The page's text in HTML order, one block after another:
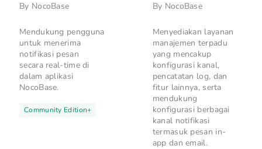
By NocoBase
Mendukung pengguna
untuk menerima
notifikasi pesan
secara real-time di
dalam aplikasi
NocoBase.
Community Edition+
By NocoBase
Menyediakan layanan
manajemen terpadu
yang mencakup
konfigurasi kanal,
pencatatan log, dan
fitur lainnya, serta
mendukung
konfigurasi berbagai
kanal notifikasi
termasuk pesan in-
app dan email.